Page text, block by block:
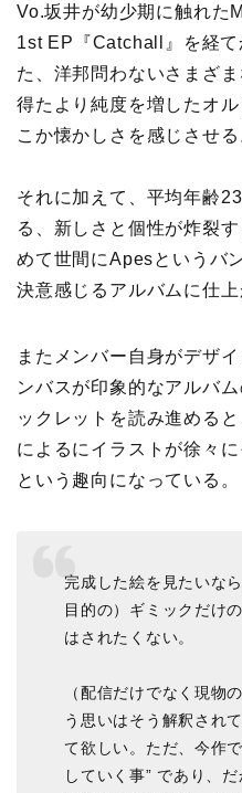
Vo.坂井が幼少期に触れた
1st EP『Catchall』を経て
た、洋邦問わないさまざ
得たより純度を増したオ
こか懐かしさを感じさせる
それに加えて、平均年齢
る、新しさと個性が炸裂
めて世間にApesというバ
決意感じるアルバムに仕上
またメンバー自身がデザ
ンバスが印象的なアルバ
ックレットを読み進める
によるにイラストが徐々
という趣向になっている。
完成した絵を見たいな
目的の）ギミックだけ
はされたくない。
（配信だけでなく現物
う思いはそう解釈され
て欲しい。ただ、今作
していく事” であり、